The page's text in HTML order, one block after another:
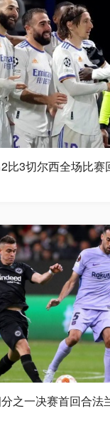
比3切尔西全场比赛
之一决赛首回合法